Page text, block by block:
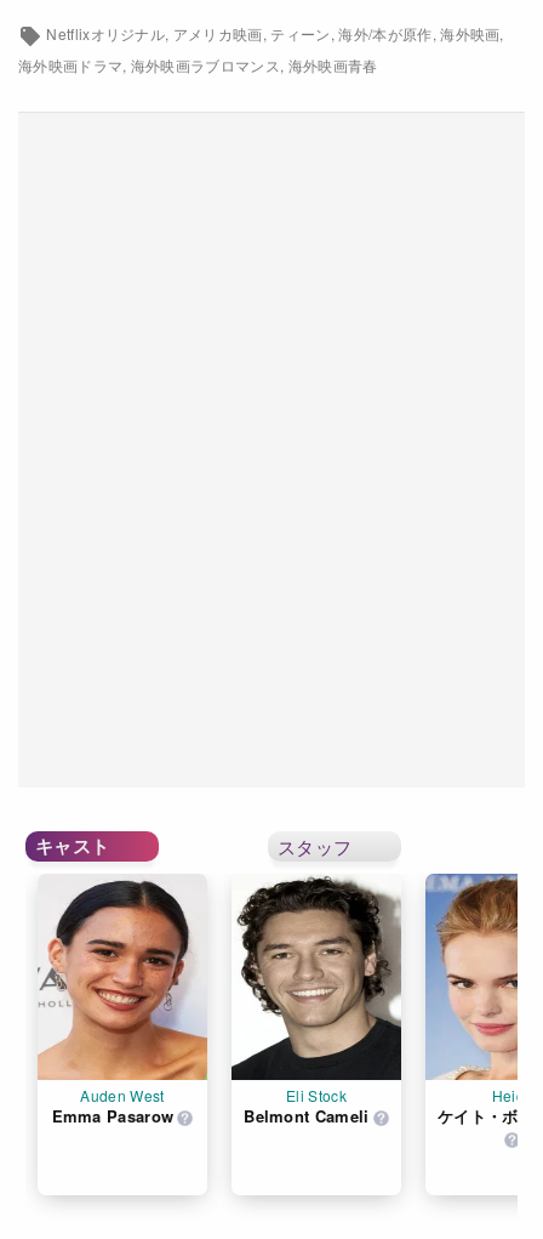
ケイト・ボスワース アンディ・マクダウェル
ダーモット・マローニー ローラ・カリウキ
マーカス・スクリブナー G・ハネリウス
Netflixオリジナル アメリカ映画 ティーン 海外/本が原作 海外映画
海外映画ドラマ 海外映画ラブロマンス 海外映画青春
スタッフ
キャスト
Auden West
Emma Pasarow
Eli Stock
Belmont Cameli
Heidi
ケイト・ボス